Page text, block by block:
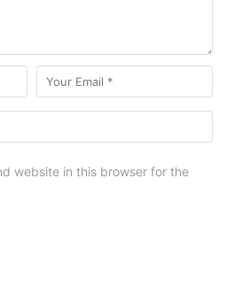
website in this browser for the